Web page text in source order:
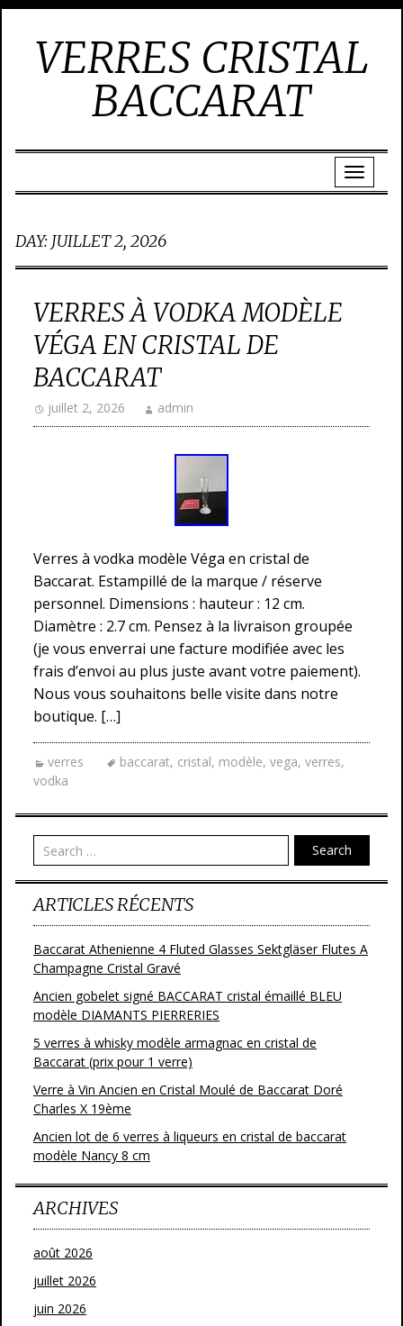
VERRES CRISTAL
BACCARAT
DAY: JUILLET 2, 2026
VERRES À VODKA MODÈLE
VÉGA EN CRISTAL DE
BACCARAT
juillet 2, 2026 admin
Verres à vodka modèle Véga en cristal de
Baccarat. Estampillé de la marque / réserve
personnel. Dimensions : hauteur : 12 cm.
Diamètre : 2.7 cm. Pensez à la livraison groupée
(je vous enverrai une facture modifiée avec les
frais d’envoi au plus juste avant votre paiement).
Nous vous souhaitons belle visite dans notre
boutique. […]
verres baccarat, cristal, modèle, vega, verres,
vodka
Search
ARTICLES RÉCENTS
Baccarat Athenienne 4 Fluted Glasses Sektgläser Flutes A
Champagne Cristal Gravé
Ancien gobelet signé BACCARAT cristal émaillé BLEU
modèle DIAMANTS PIERRERIES
5 verres à whisky modèle armagnac en cristal de
Baccarat (prix pour 1 verre)
Verre à Vin Ancien en Cristal Moulé de Baccarat Doré
Charles X 19ème
Ancien lot de 6 verres à liqueurs en cristal de baccarat
modèle Nancy 8 cm
ARCHIVES
août 2026
juillet 2026
juin 2026